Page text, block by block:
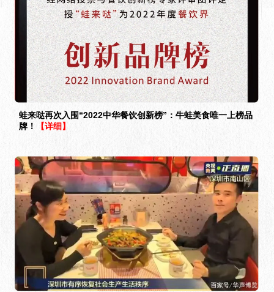
蛙来哒再次入围“2022中华餐饮创新榜”：牛蛙美食唯一上榜品
牌！
【详细】